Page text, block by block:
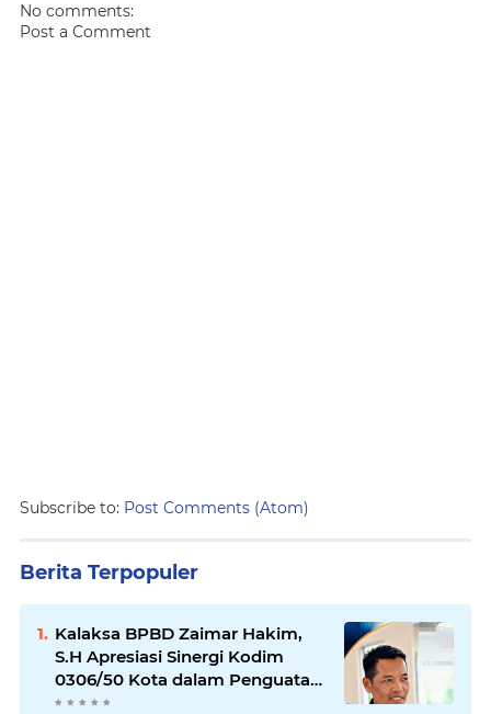
No comments:
Post a Comment
Subscribe to: Post Comments (Atom)
Berita Terpopuler
Kalaksa BPBD Zaimar Hakim,
S.H Apresiasi Sinergi Kodim
0306/50 Kota dalam Penguatan
Mitigasi dan Penanganan